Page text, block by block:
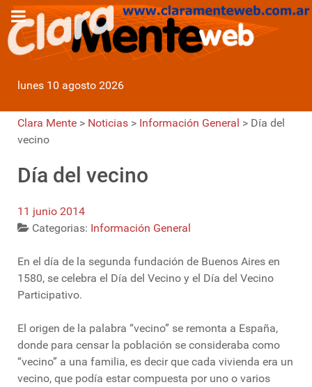
lunes 10 agosto 2026
Clara Mente > Noticias > Información General > Día del
vecino
Día del vecino
11 junio 2014
Categorias: Información General
En el día de la segunda fundación de Buenos Aires en
1580, se celebra el Día del Vecino y el Día del Vecino
Participativo.
El origen de la palabra “vecino” se remonta a España,
donde para censar la población se consideraba como
“vecino” a una familia, es decir que cada vivienda era un
vecino, que podía estar compuesta por uno o varios